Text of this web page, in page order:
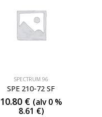
SPECTRUM 96
SPE 210-72 SF
10.80 € (alv 0 %
8.61 €)